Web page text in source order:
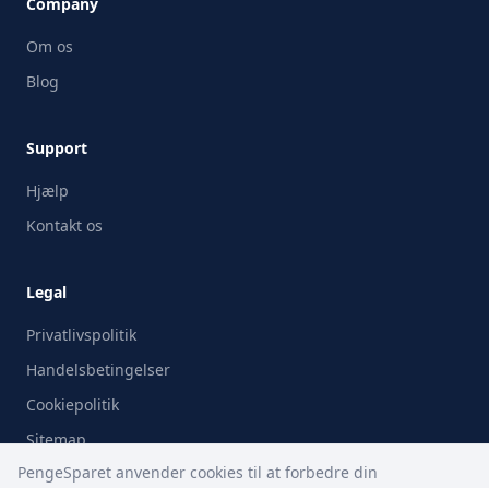
Om os
Blog
Support
Hjælp
Kontakt os
Legal
Privatlivspolitik
Handelsbetingelser
Cookiepolitik
Sitemap
PengeSparet anvender cookies til at forbedre din